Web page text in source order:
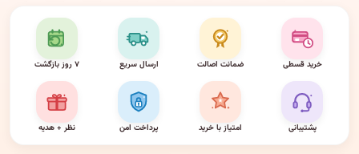
خرید قسطی ضمانت اصالت ارسال سریع ۷ روز بازگشت
پشتیبانی امتیاز با خرید پرداخت امن نظر + هدیه